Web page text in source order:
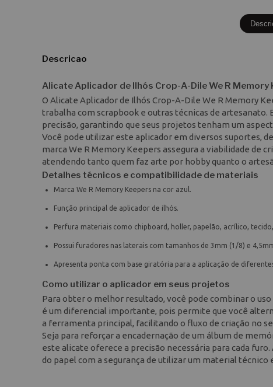
Descricao
Alicate Aplicador de Ilhós Crop-A-Dile We R Memory
O Alicate Aplicador de Ilhós Crop-A-Dile We R Memory
trabalha com scrapbook e outras técnicas de
precisão, garantindo que seus projetos tenham um
Você pode utilizar este aplicador em diversos suportes,
marca We R Memory Keepers assegura a viabilidade de
atendendo tanto quem faz arte por hobby quanto o
Detalhes técnicos e compatibilidade de materiais
Marca We R Memory Keepers na cor azul.
Função principal de aplicador de ilhós.
Perfura materiais como chipboard, holler, papelão, acrílico,
Possui furadores nas laterais com tamanhos de 3mm (1/8) e
Apresenta ponta com base giratória para a aplicação de
Como utilizar o aplicador em seus projetos
Para obter o melhor resultado, você pode combinar o
é um diferencial importante, pois permite que você
a ferramenta principal, facilitando o fluxo de criação no
Seja para reforçar a encadernação de um álbum de
este alicate oferece a precisão necessária para cada
do papel com a segurança de utilizar um material técnico